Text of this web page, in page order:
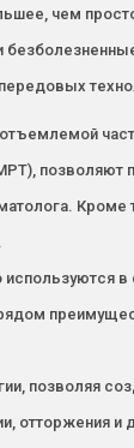
чем
позволяя
отторжения